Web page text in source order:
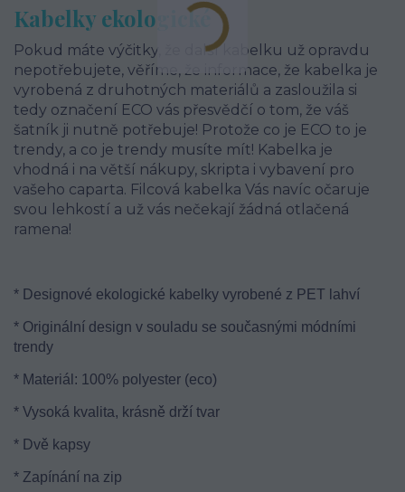
Kabelky ekologické
Pokud máte výčitky, že další kabelku už opravdu
nepotřebujete, věříme, že informace, že kabelka je
vyrobená z druhotných materiálů a zasloužila si
tedy označení ECO vás přesvědčí o tom, že váš
šatník ji nutně potřebuje! Protože co je ECO to je
trendy, a co je trendy musíte mít! Kabelka je
vhodná i na větší nákupy, skripta i vybavení pro
vašeho caparta. Filcová kabelka Vás navíc očaruje
svou lehkostí a už vás nečekají žádná otlačená
ramena!
* Designové ekologické kabelky vyrobené z PET lahví
* Originální design v souladu se současnými módními
trendy
* Materiál: 100% polyester (eco)
* Vysoká kvalita, krásně drží tvar
* Dvě kapsy
* Zapínání na zip